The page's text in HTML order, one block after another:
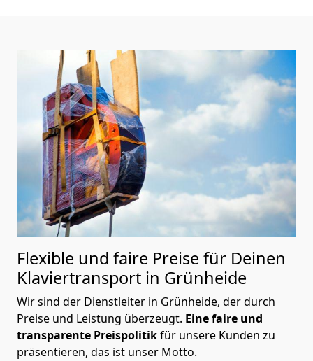
Flexible und faire Preise für Deinen
Klaviertransport in Grünheide
Wir sind der Dienstleiter in Grünheide, der durch
Preise und Leistung überzeugt. Eine faire und
transparente Preispolitikfür unsere Kunden zu
präsentieren, das ist unser Motto.